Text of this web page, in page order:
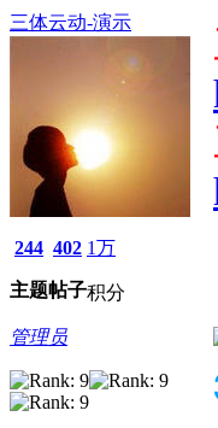
三体云动-演示
244
主题
402
帖子
1万
积分
管理员